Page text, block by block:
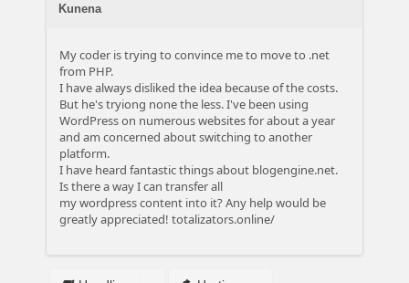
Kunena
My coder is trying to convince me to move to .net
from PHP.
I have always disliked the idea because of the costs.
But he's tryiong none the less. I've been using
WordPress on numerous websites for about a year
and am concerned about switching to another
platform.
I have heard fantastic things about blogengine.net.
Is there a way I can transfer all
my wordpress content into it? Any help would be
greatly appreciated! totalizators.online/